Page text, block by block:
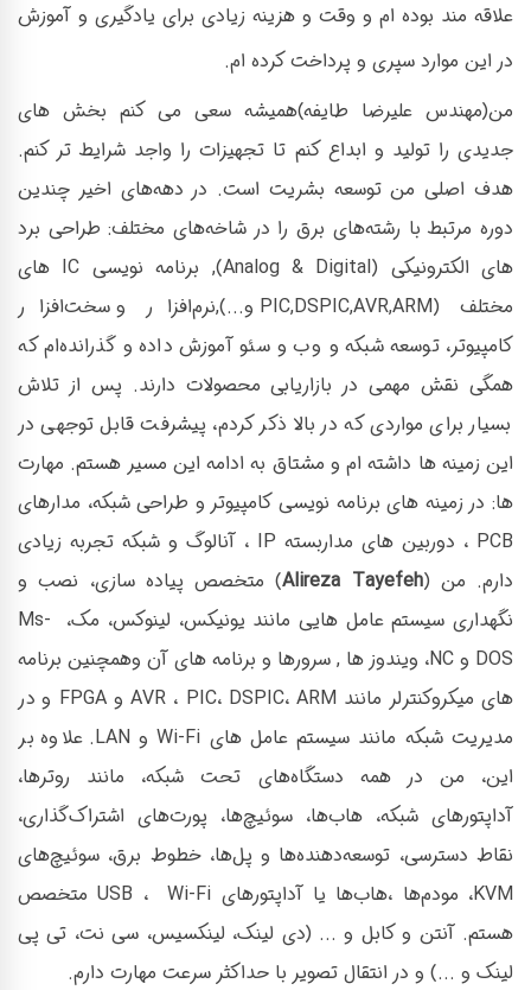
علاقه مند بوده ام و وقت و هزینه زیادی برای یادگیری و آموزش
در این موارد سپری و پرداخت کرده ام.
من(مهندس علیرضا طایفه)همیشه سعی می کنم بخش های
جدیدی را تولید و ابداع کنم تا تجهیزات را واجد شرایط تر کنم.
هدف اصلی من توسعه بشریت است. در دهه‌های اخیر چندین
دوره مرتبط با رشته‌های برق را در شاخه‌های مختلف: طراحی برد
های الکترونیکی (Analog & Digital), برنامه نویسی IC های
مختلف (PIC,DSPIC,AVR,ARM و...),نرم‌افزار و سخت‌افزار
کامپیوتر، توسعه شبکه و وب و سئو آموزش داده و گذرانده‌ام که
همگی نقش مهمی در بازاریابی محصولات دارند. پس از تلاش
بسیار برای مواردی که در بالا ذکر کردم، پیشرفت قابل توجهی در
این زمینه ها داشته ام و مشتاق به ادامه این مسیر هستم. مهارت
ها: در زمینه های برنامه نویسی کامپیوتر و طراحی شبکه، مدارهای
PCB ، دوربین های مداربسته IP ، آنالوگ و شبکه تجربه زیادی
دارم. من (Alireza Tayefeh) متخصص پیاده سازی، نصب و
نگهداری سیستم عامل هایی مانند یونیکس، لینوکس، مک، Ms-
DOS و NC، ویندوز ها , سرورها و برنامه های آن وهمچنین برنامه
های میکروکنترلر مانند AVR ، PIC، DSPIC، ARM و FPGA و در
مدیریت شبکه مانند سیستم عامل های Wi-Fi و LAN. علاوه بر
این، من در همه دستگاه‌های تحت شبکه، مانند روترها،
آداپتورهای شبکه، هاب‌ها، سوئیچ‌ها، پورت‌های اشتراک‌گذاری،
نقاط دسترسی، توسعه‌دهنده‌ها و پل‌ها، خطوط برق، سوئیچ‌های
KVM، مودم‌ها ،هاب‌ها یا آداپتورهای USB ، Wi-Fi متخصص
هستم. آنتن و کابل و ... (دی لینک، لینکسیس، سی نت، تی پی
لینک و ...) و در انتقال تصویر با حداکثر سرعت مهارت دارم.